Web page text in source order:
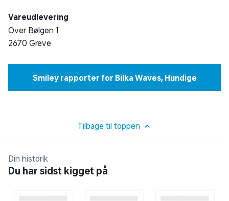
Vareudlevering
Over Bølgen 1
2670 Greve
Smiley rapporter for Bilka Waves, Hundige
Tilbage til toppen
Din historik
Du har sidst kigget på